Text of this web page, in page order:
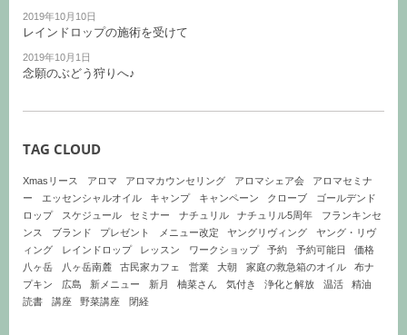
2019年10月10日
レインドロップの施術を受けて
2019年10月1日
念願のぶどう狩りへ♪
TAG CLOUD
Xmasリース アロマ アロマカウンセリング アロマシェア会
アロマセミナ
ー
エッセンシャルオイル キャンプ キャンペーン クローブ
ゴールデンド
ロップ
スケジュール セミナー ナチュリル ナチュリル5周年
フランキンセ
ンス
ブランド プレゼント メニュー改定 ヤングリヴィング
ヤング・リヴ
ィング
レインドロップ レッスン ワークショップ 予約 予約可能日
価格
八ヶ岳
八ヶ岳南麓 古民家カフェ 営業 大朝 家庭の救急箱のオイル
布ナ
プキン
広島 新メニュー 新月 柚菜さん 気付き 浄化と解放 温活
精油
読書
講座 野菜講座 閉経